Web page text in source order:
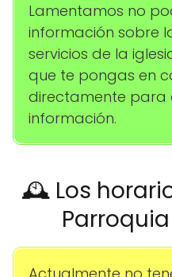
Lamentamos no
información sobre
servicios de la
que te pongas en
directamente para
información.
🕰️ Los